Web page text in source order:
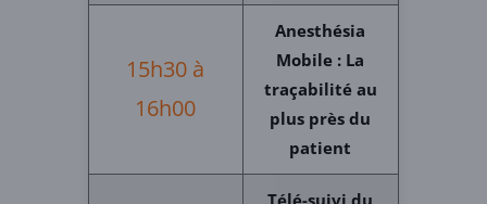
15h30 à
16h00
Anesthésia
Mobile : La
traçabilité au
plus près du
patient
Télé-suivi du